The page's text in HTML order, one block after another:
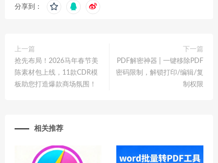
分享到：
上一篇
抢先布局！2026马年春节美
陈素材包上线，11款CDR模
板助您打造爆款商场氛围！
下一篇
PDF解密神器 | 一键移除PDF
密码限制，解锁打印/编辑/复
制权限
相关推荐